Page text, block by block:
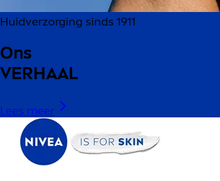
Huidverzorging sinds 1911
Ons
VERHAAL
Lees meer